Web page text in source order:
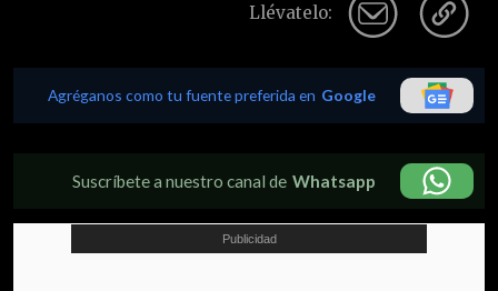
Llévatelo:
Agréganos como tu fuente preferida en Google
Suscríbete a nuestro canal de Whatsapp